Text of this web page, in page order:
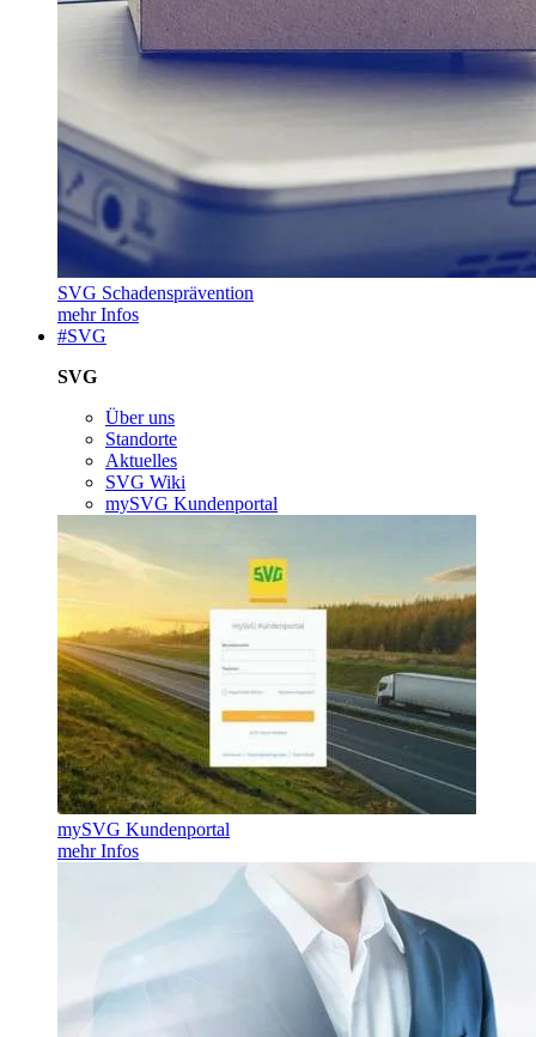
SVG Schadensprävention
mehr Infos
#SVG
SVG
Über uns
Standorte
Aktuelles
SVG Wiki
mySVG Kundenportal
mySVG Kundenportal
mehr Infos